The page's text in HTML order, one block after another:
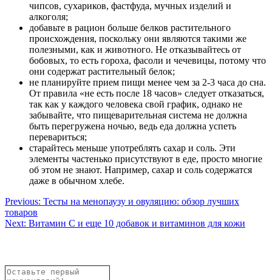
чипсов, сухариков, фастфуда, мучных изделий и
алкоголя;
добавьте в рацион больше белков растительного
происхождения, поскольку они являются такими же
полезными, как и животного. Не отказывайтесь от
бобовых, то есть гороха, фасоли и чечевицы, потому что
они содержат растительный белок;
не планируйте прием пищи менее чем за 2-3 часа до сна.
От правила «не есть после 18 часов» следует отказаться,
так как у каждого человека свой график, однако не
забывайте, что пищеварительная система не должна
быть перегружена ночью, ведь еда должна успеть
перевариться;
старайтесь меньше употреблять сахар и соль. Эти
элементы частенько присутствуют в еде, просто многие
об этом не знают. Например, сахар и соль содержатся
даже в обычном хлебе.
Навигация
по
Previous: Тесты на менопаузу и овуляцию: обзор лучших
товаров
Next: Витамин С и еще 10 добавок и витаминов для кожи